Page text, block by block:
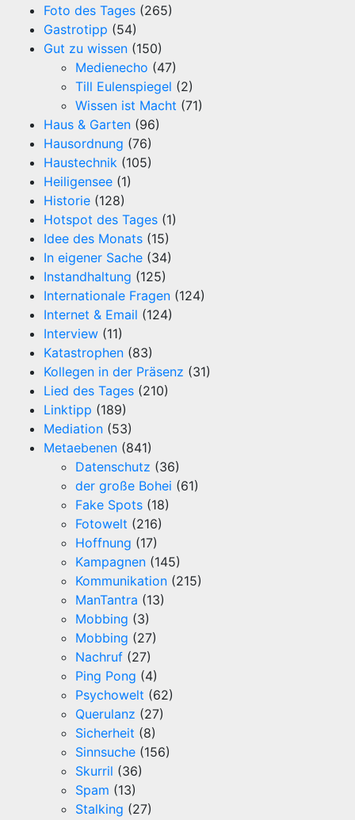
Foto des Tages (265)
Gastrotipp (54)
Gut zu wissen (150)
Medienecho (47)
Till Eulenspiegel (2)
Wissen ist Macht (71)
Haus & Garten (96)
Hausordnung (76)
Haustechnik (105)
Heiligensee (1)
Historie (128)
Hotspot des Tages (1)
Idee des Monats (15)
In eigener Sache (34)
Instandhaltung (125)
Internationale Fragen (124)
Internet & Email (124)
Interview (11)
Katastrophen (83)
Kollegen in der Präsenz (31)
Lied des Tages (210)
Linktipp (189)
Mediation (53)
Metaebenen (841)
Datenschutz (36)
der große Bohei (61)
Fake Spots (18)
Fotowelt (216)
Hoffnung (17)
Kampagnen (145)
Kommunikation (215)
ManTantra (13)
Mobbing (3)
Mobbing (27)
Nachruf (27)
Ping Pong (4)
Psychowelt (62)
Querulanz (27)
Sicherheit (8)
Sinnsuche (156)
Skurril (36)
Spam (13)
Stalking (27)